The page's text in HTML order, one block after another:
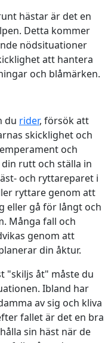
hästar är det en
Detta kommer
nödsituationer
att hantera
och blåmärken.
du rider, försök att
skicklighet och
och
rutt och ställa in
och ryttareparet i
ryttare genom att
eller gå för långt och
Många fall och
genom att
din åktur.
"skiljs åt" måste du
Ibland har
av sig och kliva
fallet är det en bra
sin häst när de